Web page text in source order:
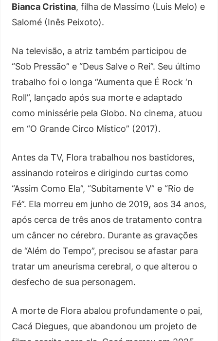
Bianca Cristina, filha de Massimo (Luis Melo) e
Salomé (Inês Peixoto).
Na televisão, a atriz também participou de
“Sob Pressão” e “Deus Salve o Rei”. Seu último
trabalho foi o longa “Aumenta que É Rock ‘n
Roll”, lançado após sua morte e adaptado
como minissérie pela Globo. No cinema, atuou
em “O Grande Circo Místico” (2017).
Antes da TV, Flora trabalhou nos bastidores,
assinando roteiros e dirigindo curtas como
“Assim Como Ela”, “Subitamente V” e “Rio de
Fé”. Ela morreu em junho de 2019, aos 34 anos,
após cerca de três anos de tratamento contra
um câncer no cérebro. Durante as gravações
de “Além do Tempo”, precisou se afastar para
tratar um aneurisma cerebral, o que alterou o
desfecho de sua personagem.
A morte de Flora abalou profundamente o pai,
Cacá Diegues, que abandonou um projeto de